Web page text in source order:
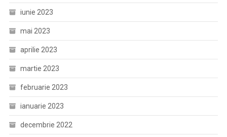
iunie 2023
mai 2023
aprilie 2023
martie 2023
februarie 2023
ianuarie 2023
decembrie 2022